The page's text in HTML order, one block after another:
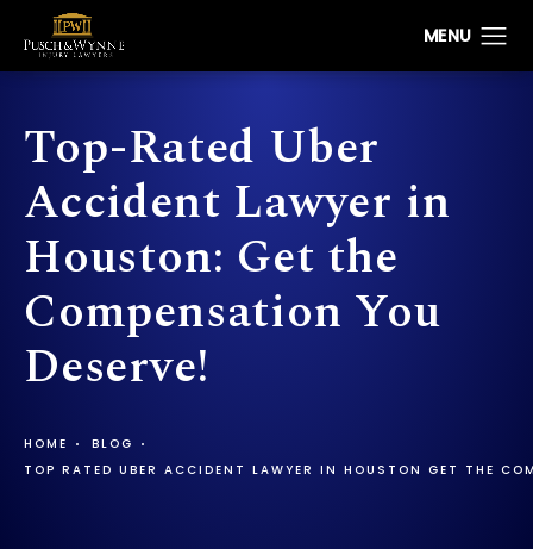
Top-Rated Uber
Accident Lawyer in
Houston: Get the
Compensation You
Deserve!
HOME
BLOG
TOP RATED UBER ACCIDENT LAWYER IN HOUSTON GET THE